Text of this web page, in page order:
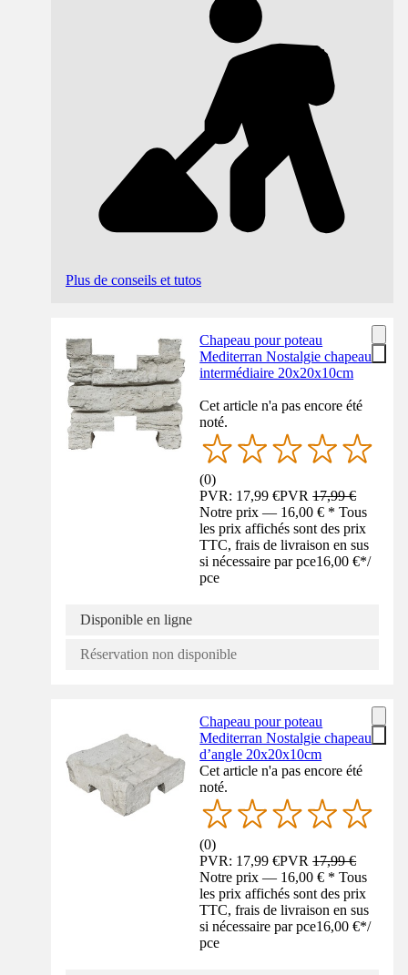
Plus de conseils et tutos
Chapeau pour poteau
Mediterran Nostalgie chapeau
intermédiaire 20x20x10cm
Cet article n'a pas encore été
noté.
(0)
PVR: 17,99 €PVR17,99 €
Notre prix — 16,00 € * Tous
les prix affichés sont des prix
TTC, frais de livraison en sus
si nécessaire par pce16,00 €*/
pce
Disponible en ligne
Réservation non disponible
Chapeau pour poteau
Mediterran Nostalgie chapeau
d’angle 20x20x10cm
Cet article n'a pas encore été
noté.
(0)
PVR: 17,99 €PVR17,99 €
Notre prix — 16,00 € * Tous
les prix affichés sont des prix
TTC, frais de livraison en sus
si nécessaire par pce16,00 €*/
pce